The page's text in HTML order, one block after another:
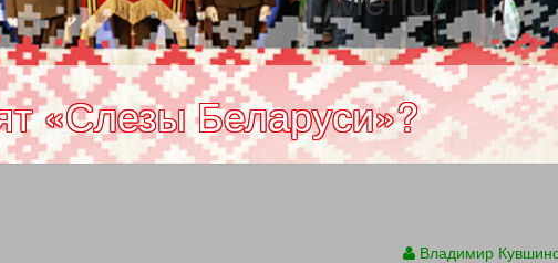
SKIP TO CONTENT
«Слезы Беларуси»?
Владимир